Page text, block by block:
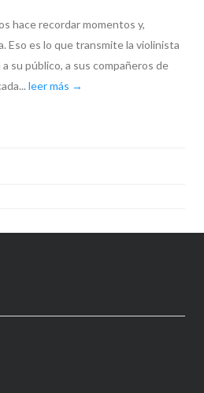
hace recordar momentos y,
Eso es lo que transmite la violinista
su público, a sus compañeros de
leer más →